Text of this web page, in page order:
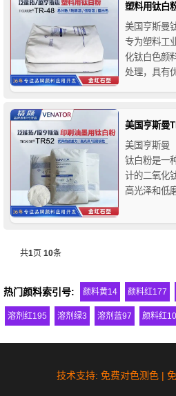
塑料用钛白
美国亨斯曼
专为塑料工
化钛白色颜
处理，具有
湿量，可改
性，在高温
点。
美国亨斯曼
美国亨斯曼
钛白粉是一
计的二氧化
高光泽和低
更广泛的空
共1页 10条
热门颜料索引号: 颜料黄14 颜料红177
溶剂红195 溶剂绿3 溶剂蓝97 颜料红
技术支持: 免费对色测色 |